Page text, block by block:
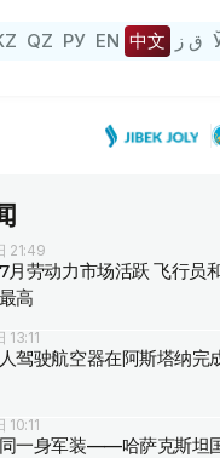
QZ РУ EN 中文 ق ز
21:49
月劳动力市场活跃 飞行员
高
13:11
驾驶航空器在阿斯塔纳完
10:11
一身军装——哈萨克斯坦